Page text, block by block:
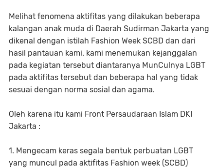
Melihat fenomena aktifitas yang dilakukan beberapa
kalangan anak muda di Daerah Sudirman Jakarta yang
dikenal dengan istilah Fashion Week SCBD dan dari
hasil pantauan kami. kami menemukan kejanggalan
pada kegiatan tersebut diantaranya MunCulnya LGBT
pada aktifitas tersebut dan beberapa hal yang tidak
sesuai dengan norma sosial dan agama.
Oleh karena itu kami Front Persaudaraan Islam DKI
Jakarta :
1. Mengecam keras segala bentuk perbuatan LGBT
yang muncul pada aktifitas Fashion week (SCBD)